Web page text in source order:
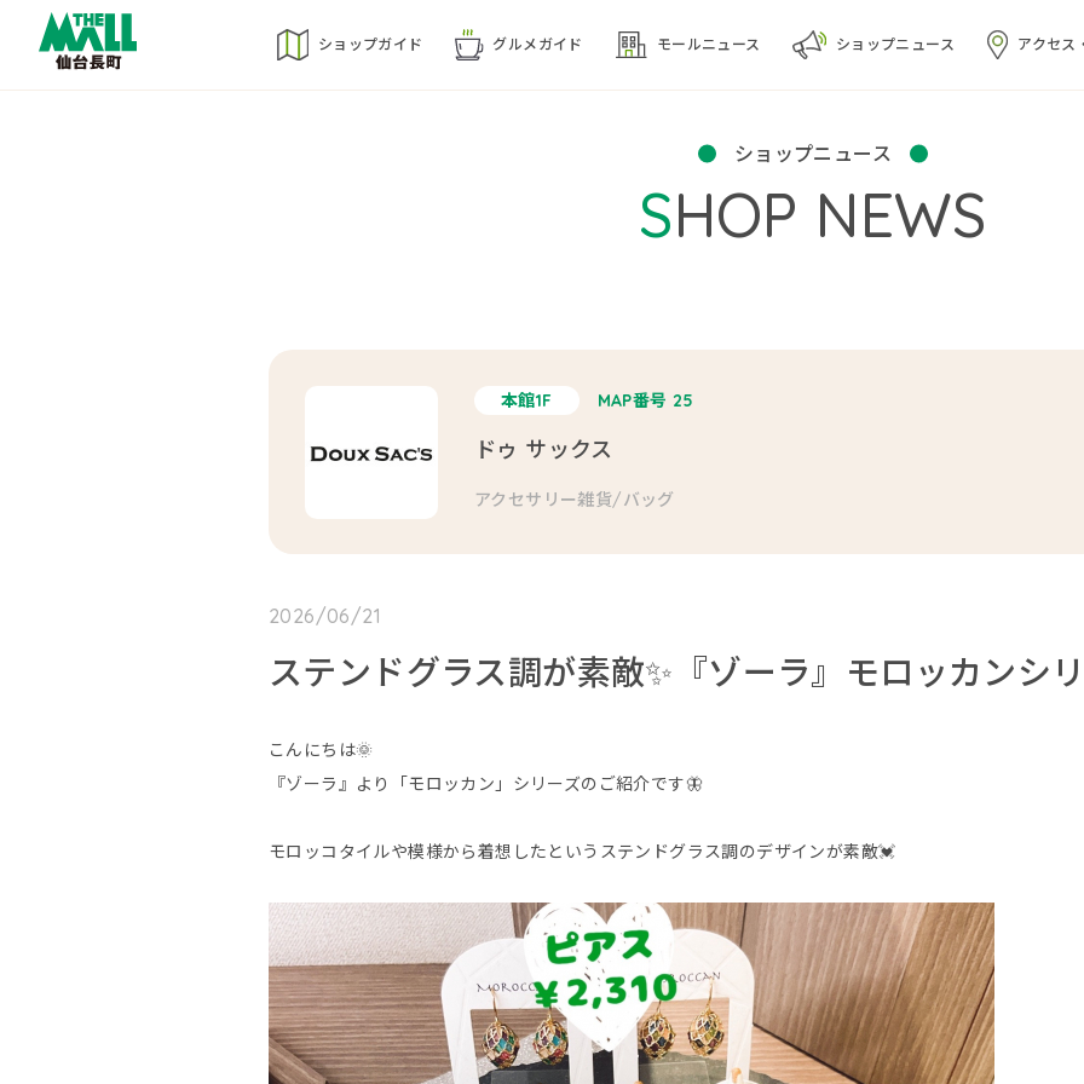
ショップガイド グルメ ガイド モールニュース ショップニュース アクセス
ショップニュース
SHOP NEWS
本館1F MAP番号 25
ドゥ サックス
アクセサリー雑貨/バッグ
2026/06/21
ステンドグラス調が素敵✨『ゾーラ』モロッカンシ
こんにちは🌞
『ゾーラ』より「モロッカン」シリーズのご紹介です🦋
モロッコタイルや模様から着想したというステンドグラス調のデザインが素敵💓